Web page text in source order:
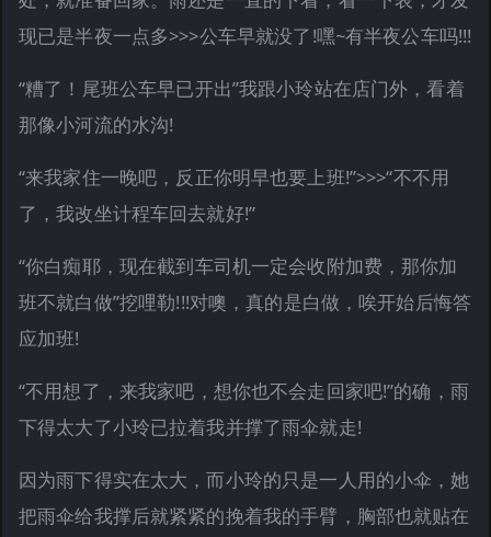
现已是半夜一点多>>>公车早就没了!嘿~有半夜公车吗!!!
“糟了！尾班公车早已开出”我跟小玲站在店门外，看着
那像小河流的水沟!
“来我家住一晚吧，反正你明早也要上班!”>>>“不不用
了，我改坐计程车回去就好!”
“你白痴耶，现在截到车司机一定会收附加费，那你加
班不就白做”挖哩勒!!!对噢，真的是白做，唉开始后悔答
应加班!
“不用想了，来我家吧，想你也不会走回家吧!”的确，雨
下得太大了小玲已拉着我并撑了雨伞就走!
因为雨下得实在太大，而小玲的只是一人用的小伞，她
把雨伞给我撑后就紧紧的挽着我的手臂，胸部也就贴在